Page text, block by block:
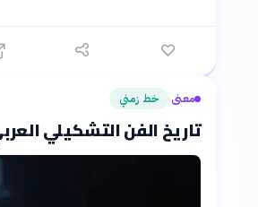
معنى› خط زمني
تاريخ الفن التشكيلي